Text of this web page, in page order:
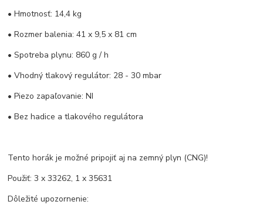
• Hmotnosť: 14,4 kg
• Rozmer balenia: 41 x 9,5 x 81 cm
• Spotreba plynu: 860 g / h
• Vhodný tlakový regulátor: 28 - 30 mbar
• Piezo zapaľovanie: NI
• Bez hadice a tlakového regulátora
Tento horák je možné pripojiť aj na zemný plyn (CNG)!
Použiť: 3 x 33262, 1 x 35631
Dôležité upozornenie: